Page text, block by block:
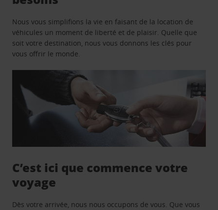
Nous vous simplifions la vie en faisant de la location de
véhicules un moment de liberté et de plaisir. Quelle que
soit votre destination, nous vous donnons les clés pour
vous offrir le monde.
C’est ici que commence votre
voyage
Dès votre arrivée, nous nous occupons de vous. Que vous